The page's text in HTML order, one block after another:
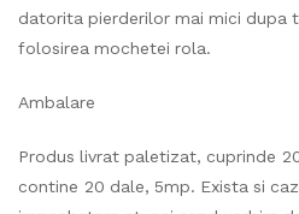
datorita pierderilor mai mici dupa
folosirea mochetei rola.
Ambalare
Produs livrat paletizat, cuprinde
contine 20 dale, 5mp. Exista si